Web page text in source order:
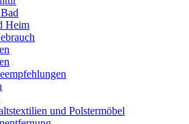
Heim
und Polstermöbel